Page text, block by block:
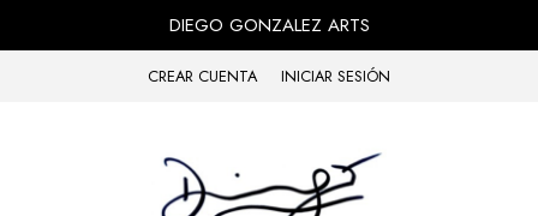
DIEGO GONZALEZ ARTS
CREAR CUENTA INICIAR SESIÓN